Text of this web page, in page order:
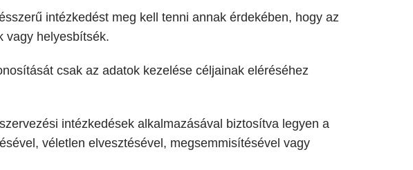
intézkedést meg kell tenni annak érdekében, hogy az
vagy helyesbítsék.
csak az adatok kezelése céljainak eléréséhez
intézkedések alkalmazásával biztosítva legyen a
véletlen elvesztésével, megsemmisítésével vagy